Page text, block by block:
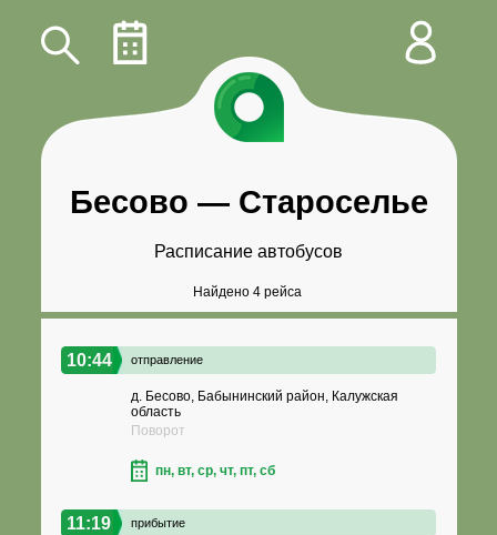
Бесово — Староселье
Расписание автобусов
Найдено 4 рейса
10:44 отправление
д. Бесово, Бабынинский район, Калужская
область
Поворот
пн, вт, ср, чт, пт, сб
11:19 прибытие